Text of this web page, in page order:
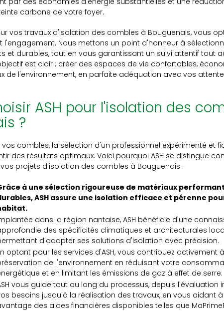
carbone de votre foyer.
vos travaux d'isolation des combles à Bouguenais, vous
l'engagement. Nous mettons un point d'honneur à
et durables, tout en vous garantissant un suivi attentif tout
est clair : créer des espaces de vie confortables,
de l'environnement, en parfaite adéquation avec vos
ASH pour l'isolation des
?
combles, la sélection d'un professionnel expérimenté et
des résultats optimaux. Voici pourquoi ASH se distingue
projets d'isolation des combles à Bouguenais :
à une sélection rigoureuse de matériaux
ASH assure une isolation efficace et pérenne
dans la région nantaise, ASH bénéficie d'une
des spécificités climatiques et architecturales
d'adapter ses solutions d'isolation avec précision.
optant pour les services d'ASH, vous contribuez activement
de l'environnement en réduisant votre
et en limitant les émissions de gaz à effet de serre.
vous guide tout au long du processus, depuis l'évaluation
besoins jusqu'à la réalisation des travaux, en vous aidant
des aides financières disponibles telles que